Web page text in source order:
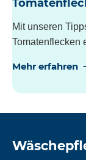
Mit unseren
Tomatenflecken
Mehr erfahren